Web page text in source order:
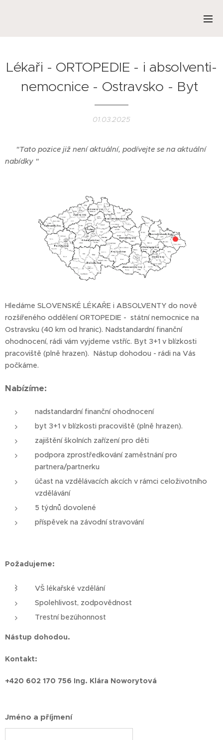
Lékaři - ORTOPEDIE - i absolventi-
nemocnice - Ostravsko - Byt
01.03.2025
"Tato pozice již není aktuální, podívejte se na aktuální
nabídky "
Hledáme SLOVENSKÉ LÉKAŘE i ABSOLVENTY do nově
rozšířeného oddělení ORTOPEDIE - státní nemocnice na
Ostravsku (40 km od hranic). Nadstandardní finanční
ohodnocení, rádi vám vyjdeme vstříc. Byt 3+1 v blízkosti
pracoviště (plně hrazen). Nástup dohodou - rádi na Vás
počkáme.
Nabízíme:
nadstandardní finanční ohodnocení
byt 3+1 v blízkosti pracoviště (plně hrazen).
zajištění školních zařízení pro děti
podpora zprostředkování zaměstnání pro
partnera/partnerku
účast na vzdělávacích akcích v rámci celoživotního
vzdělávání
5 týdnů dovolené
příspěvek na závodní stravování
Požadujeme:
VŠ lékařské vzdělání
Spolehlivost, zodpovědnost
Trestní bezúhonnost
Nástup dohodou.
Kontakt:
+420 602 170 756 Ing. Klára Noworytová
Jméno a příjmení